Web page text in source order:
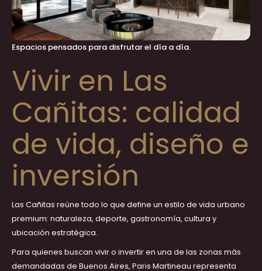
Espacios pensados para disfrutar el día a día.
Vivir en Las
Cañitas: calidad
de vida, diseño e
inversión
Las Cañitas reúne todo lo que define un estilo de vida urbano
premium: naturaleza, deporte, gastronomía, cultura y
ubicación estratégica.
Para quienes buscan vivir o invertir en una de las zonas más
demandadas de Buenos Aires, Paris Martineau representa